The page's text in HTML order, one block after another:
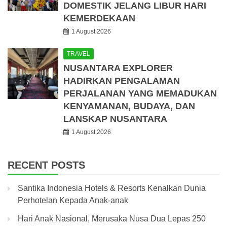
DOMESTIK JELANG LIBUR HARI
KEMERDEKAAN
1 August 2026
TRAVEL
NUSANTARA EXPLORER
HADIRKAN PENGALAMAN
PERJALANAN YANG MEMADUKAN
KENYAMANAN, BUDAYA, DAN
LANSKAP NUSANTARA
1 August 2026
RECENT POSTS
Santika Indonesia Hotels & Resorts Kenalkan Dunia
Perhotelan Kepada Anak-anak
Hari Anak Nasional, Merusaka Nusa Dua Lepas 250